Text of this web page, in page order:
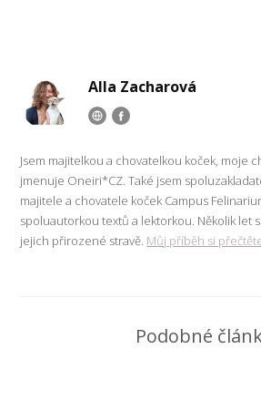
Alla Zacharová
Jsem majitelkou a chovatelkou koček, moje
jmenuje Oneiri*CZ. Také jsem
majitele a chovatele koček Campus
spoluautorkou textů a lektorkou. Několik let
jejich přirozené stravě. Můj příběh si
Podobné